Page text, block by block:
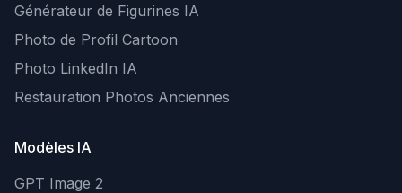
Générateur de Figurines IA
Photo de Profil Cartoon
Photo LinkedIn IA
Restauration Photos Anciennes
Modèles IA
GPT Image 2